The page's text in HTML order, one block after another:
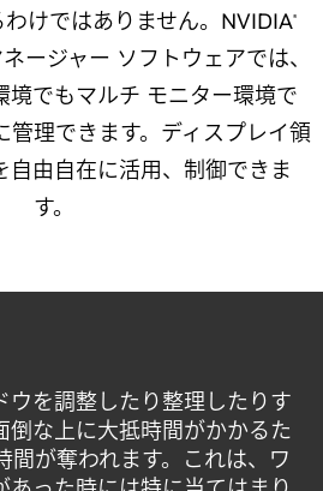
けではありません。NVIDIA®
ージャー ソフトウェアでは、
境でもマルチ モニター環境で
管理できます。ディスプレイ領
自由自在に活用、制御できま
す。
ウを調整したり整理したりす
倒な上に大抵時間がかかるた
間が奪われます。これは、ワ